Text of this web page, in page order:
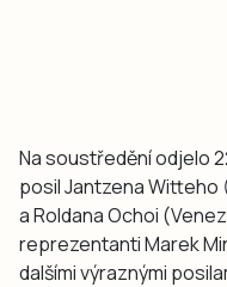
Na soustředění odjelo
posil Jantzena Witteho
a Roldana Ochoi
reprezentanti Marek
dalšími výraznými